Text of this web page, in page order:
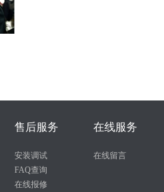
售后服务
安装调试
FAQ查询
在线报修
在线服务
在线留言